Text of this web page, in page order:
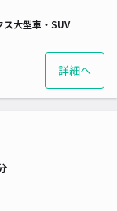
ス大型車・SUV
詳細へ